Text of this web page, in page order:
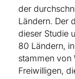
der
Ländern. Der
dieser Studie
80 Ländern,
stammen von
Freiwilligen,